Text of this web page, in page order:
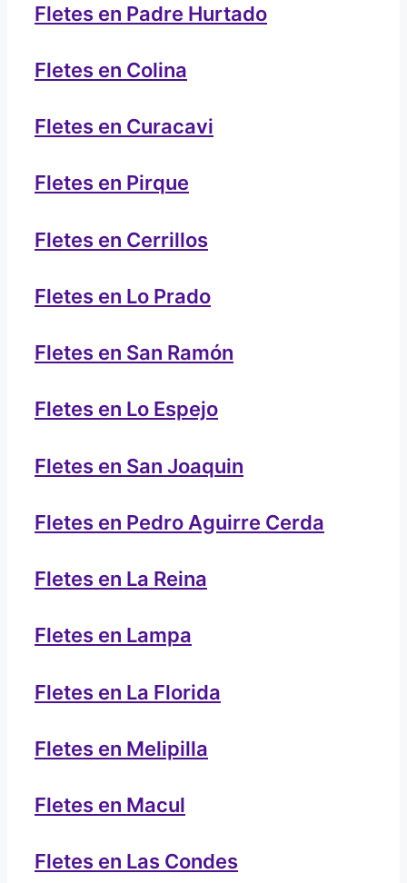
Fletes en Padre Hurtado
Fletes en Colina
Fletes en Curacavi
Fletes en Pirque
Fletes en Cerrillos
Fletes en Lo Prado
Fletes en San Ramón
Fletes en Lo Espejo
Fletes en San Joaquin
Fletes en Pedro Aguirre Cerda
Fletes en La Reina
Fletes en Lampa
Fletes en La Florida
Fletes en Melipilla
Fletes en Macul
Fletes en Las Condes